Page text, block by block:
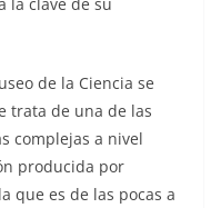
de la Ciencia se
trata de una de las
complejas a nivel
producida por
que es de las pocas a